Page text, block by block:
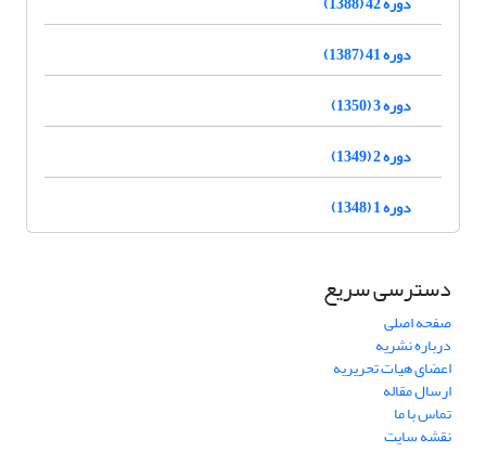
دوره 41 (1387)
دوره 3 (1350)
دوره 2 (1349)
دوره 1 (1348)
دسترسی سریع
صفحه اصلی
درباره نشریه
اعضای هیات تحریریه
ارسال مقاله
تماس با ما
نقشه سایت